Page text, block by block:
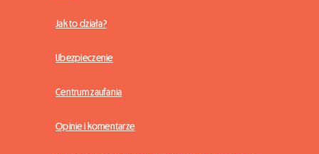
Jak to działa?
Ubezpieczenie
Centrum zaufania
Opinie i komentarze